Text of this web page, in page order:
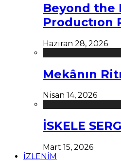
Beyond the
Productıon
Haziran 28, 2026
Mekânın
Nisan 14, 2026
İSKELE
Mart 15, 2026
İZLENİM